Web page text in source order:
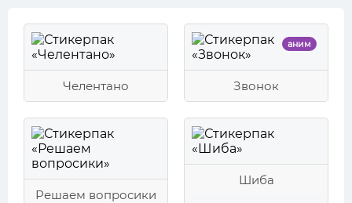
Челентано
аним
Звонок
Решаем вопросики
Шиба